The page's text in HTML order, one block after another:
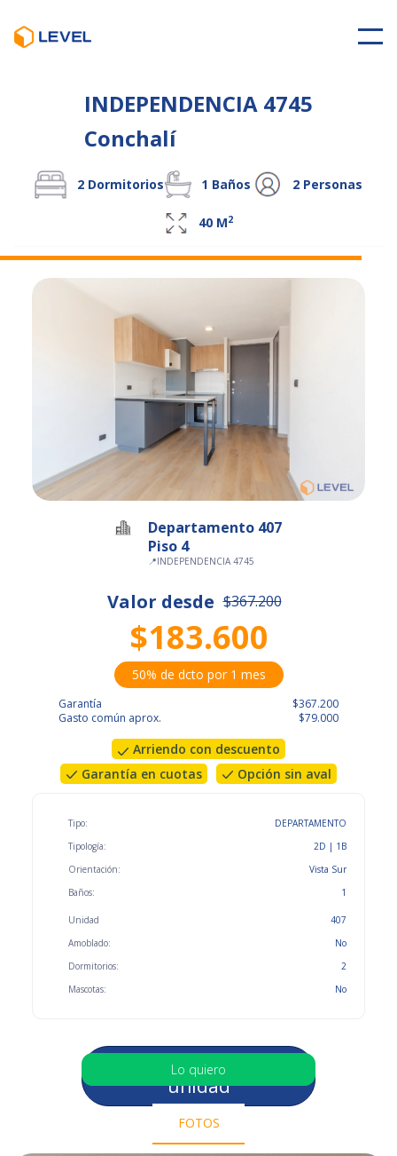
INDEPENDENCIA 4745
Conchalí
2 Dormitorios 1 Baños 2 Personas
40 M2
Departamento 407
Piso 4
📍INDEPENDENCIA 4745
Valor desde $367.200
$183.600
50% de dcto por 1 mes
Garantía
Gasto común aprox.
$367.200
$79.000
Arriendo con descuento
Garantía en cuotas
Opción sin aval
Tipo:
Tipología:
Orientación:
Baños:
DEPARTAMENTO
2D | 1B
Vista Sur
1
Unidad
Amoblado:
Dormitorios:
Mascotas:
407
No
2
No
Selecciona otra
unidad
Lo quiero
FOTOS